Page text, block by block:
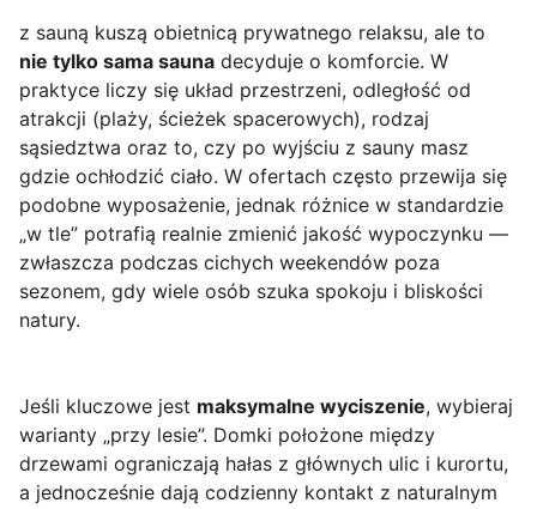
z sauną kuszą obietnicą prywatnego relaksu, ale to
nie tylko sama sauna decyduje o komforcie. W
praktyce liczy się układ przestrzeni, odległość od
atrakcji (plaży, ścieżek spacerowych), rodzaj
sąsiedztwa oraz to, czy po wyjściu z sauny masz
gdzie ochłodzić ciało. W ofertach często przewija się
podobne wyposażenie, jednak różnice w standardzie
„w tle” potrafią realnie zmienić jakość wypoczynku —
zwłaszcza podczas cichych weekendów poza
sezonem, gdy wiele osób szuka spokoju i bliskości
natury.
Jeśli kluczowe jest maksymalne wyciszenie, wybieraj
warianty „przy lesie”. Domki położone między
drzewami ograniczają hałas z głównych ulic i kurortu,
a jednocześnie dają codzienny kontakt z naturalnym